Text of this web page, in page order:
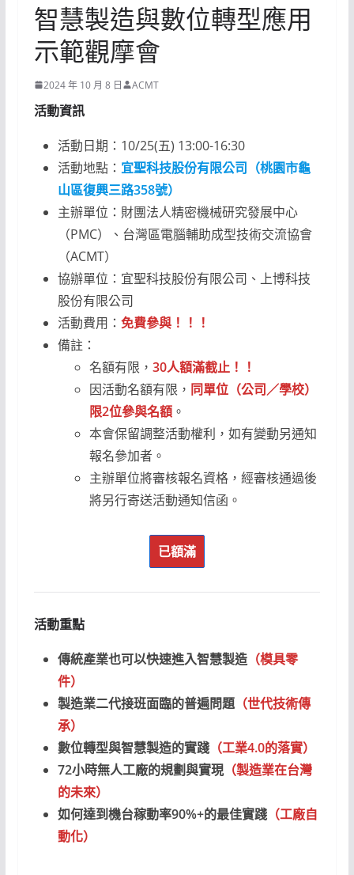
智慧製造與數位轉型應用
示範觀摩會
2024 年 10 月 8 日 ACMT
活動資訊
活動日期：10/25(五) 13:00-16:30
活動地點： 宜聖科技股份有限公司（桃園市龜
山區復興三路358號）
主辦單位：財團法人精密機械研究發展中心
（PMC）、台灣區電腦輔助成型技術交流協會
（ACMT）
協辦單位：宜聖科技股份有限公司、上博科技
股份有限公司
活動費用： 免費參與！！！
備註：
名額有限， 30人額滿截止！！
因活動名額有限， 同單位（公司／學校）
限2位參與名額。
本會保留調整活動權利，如有變動另通知
報名參加者。
主辦單位將審核報名資格，經審核通過後
將另行寄送活動通知信函。
已額滿
活動重點
傳統產業也可以快速進入智慧製造（模具零
件）
製造業二代接班面臨的普遍問題（世代技術傳
承）
數位轉型與智慧製造的實踐（工業4.0的落實）
72小時無人工廠的規劃與實現（製造業在台灣
的未來）
如何達到機台稼動率90%+的最佳實踐（工廠自
動化）